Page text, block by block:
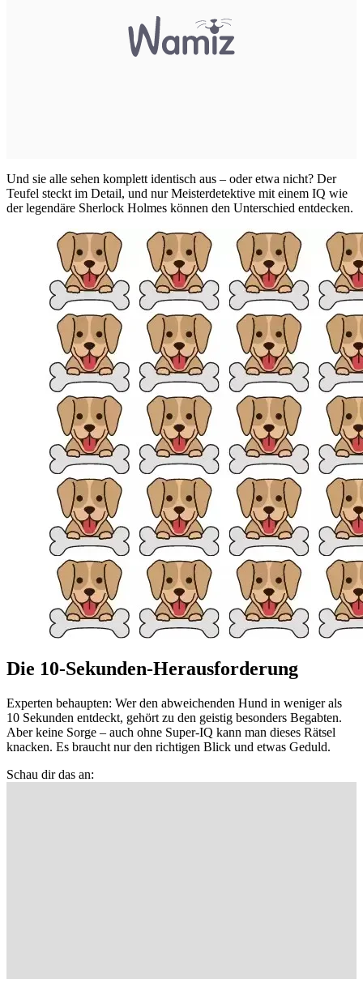
Und sie alle sehen komplett identisch aus – oder etwa nicht? Der
Teufel steckt im Detail, und nur Meisterdetektive mit einem IQ wie
der legendäre Sherlock Holmes können den Unterschied entdecken.
Die 10-Sekunden-Herausforderung
Experten behaupten: Wer den abweichenden Hund in weniger als
10 Sekunden entdeckt, gehört zu den geistig besonders Begabten.
Aber keine Sorge – auch ohne Super-IQ kann man dieses Rätsel
knacken. Es braucht nur den richtigen Blick und etwas Geduld.
Schau dir das an: